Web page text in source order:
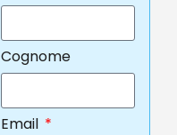
Cognome
Email